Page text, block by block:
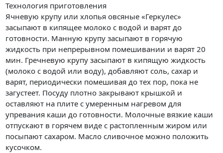
Технология приготовления
Ячневую крупу или хлопья овсяные «Геркулес»
засыпают в кипящее молоко с водой и варят до
готовности. Манную крупу засыпают в горячую
жидкость при непрерывном помешивании и варят 20
мин. Гречневую крупу засыпают в кипящую жидкость
(молоко с водой или воду), добавляют соль, сахар и
варят, периодически помешивая до тех пор, пока не
загустеет. Посуду плотно закрывают крышкой и
оставляют на плите с умеренным нагревом для
упревания каши до готовности. Молочные вязкие каши
отпускают в горячем виде с растопленным жиром или
посыпают сахаром. Масло сливочное можно положить
кусочком.